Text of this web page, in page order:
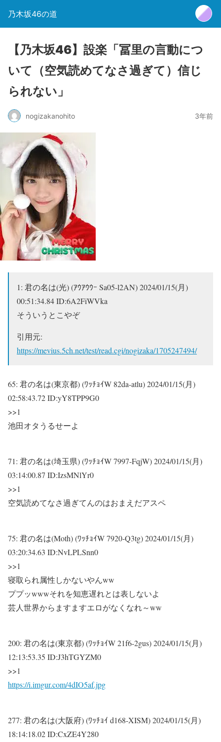
乃木坂46の道
【乃木坂46】設楽「冨里の言動につ
いて（空気読めてなさ過ぎて）信じ
られない」
nogizakanohito 3年前
1: 君の名は(光) (ｱｳｱｳｳｰ Sa05-l2AN)2024/01/15(月)
00:51:34.84 ID:6A2FiWVka
そういうとこやぞ
引用元:
https://mevius.5ch.net/test/read.cgi/nogizaka/1705247494/
65: 君の名は(東京都) (ﾜｯﾁｮｲW 82da-atlu)2024/01/15(月)
02:58:43.72 ID:yY8TPP9G0
>>1
池田オタうるせーよ
71: 君の名は(埼玉県) (ﾜｯﾁｮｲW 7997-FqjW)2024/01/15(月)
03:14:00.87 ID:IzsMNlYr0
>>1
空気読めてなさ過ぎてんのはおまえだアスペ
75: 君の名は(Moth) (ﾜｯﾁｮｲW 7920-Q3tg)2024/01/15(月)
03:20:34.63 ID:NvLPLSnn0
>>1
寝取られ属性しかないやんww
ププッwwwそれを知恵遅れとは表しないよ
芸人世界からますますエロがなくなれ～ww
200: 君の名は(東京都) (ﾜｯﾁｮｲW 21f6-2gus)2024/01/15(月)
12:13:53.35 ID:J3hTGYZM0
>>1
https://i.imgur.com/4dIO5af.jpg
277: 君の名は(大阪府) (ﾜｯﾁｮｲ d168-XISM)2024/01/15(月)
18:14:18.02 ID:CxZE4Y280